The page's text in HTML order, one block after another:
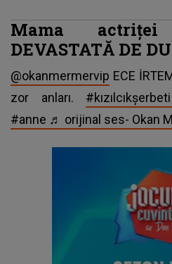
Mama
DEVASTATĂ DE
@okanmermervip ECE
zor anları. #kızılcıkşerbeti
#anne ♬ orijinal ses- Okan